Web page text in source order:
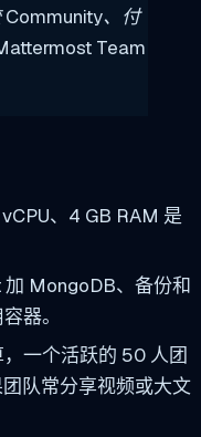
、付
Team
、4 GB RAM 是
MongoDB、备份和
器。
一个活跃的 50 人团
队常分享视频或大文